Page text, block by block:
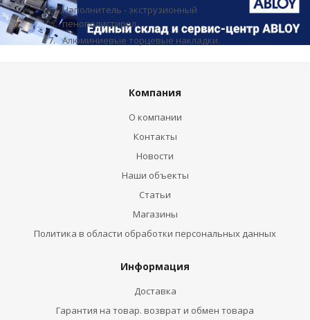
Наполнитель - экструзионный
пенополистирол.
Алюминиевые торцевые накладки.
Компания
О компании
Контакты
Новости
Наши объекты
Статьи
Магазины
Политика в области обработки персональных данных
Информация
Доставка
Гарантия на товар. возврат и обмен товара